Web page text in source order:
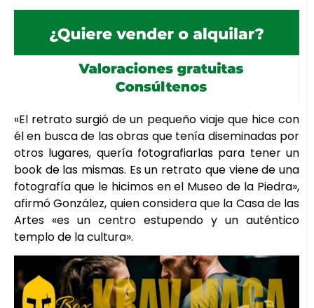
«El retrato surgió de un pequeño viaje que hice con
él en busca de las obras que tenía diseminadas por
otros lugares, quería fotografiarlas para tener un
book de las mismas. Es un retrato que viene de una
fotografía que le hicimos en el Museo de la Piedra»,
afirmó González, quien considera que la Casa de las
Artes «es un centro estupendo y un auténtico
templo de la cultura».